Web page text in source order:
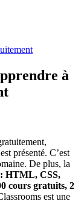
à
présenté. C’est
De plus, la
: HTML, CSS,
cours gratuits, 2
est une